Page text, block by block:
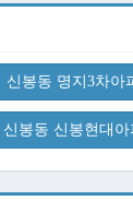
신봉동 명지3차아
신봉동 신봉현대아